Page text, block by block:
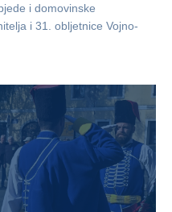
i domovinske
i 31. obljetnice Vojno-